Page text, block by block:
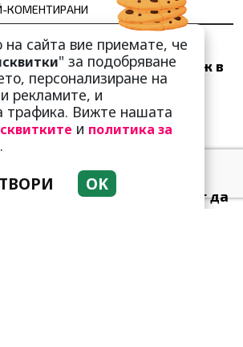
КОМЕНТИРАНИ
Много скоро! Тези три
зодии ще получат „нож в
гърба“ (Ще бъдат
предаде...
Тези зодии най-обичат да
на сайта вие приемате, че
" за подобряване
персонализиране на
рекламите, и
трафика. Вижте нашата
и политика за
.
OK